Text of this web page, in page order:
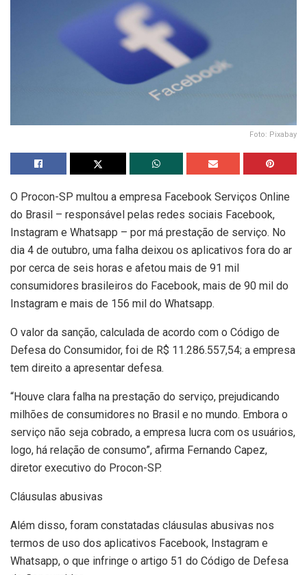
Foto: Pixabay
O Procon-SP multou a empresa Facebook Serviços Online
do Brasil – responsável pelas redes sociais Facebook,
Instagram e Whatsapp – por má prestação de serviço. No
dia 4 de outubro, uma falha deixou os aplicativos fora do ar
por cerca de seis horas e afetou mais de 91 mil
consumidores brasileiros do Facebook, mais de 90 mil do
Instagram e mais de 156 mil do Whatsapp.
O valor da sanção, calculada de acordo com o Código de
Defesa do Consumidor, foi de R$ 11.286.557,54; a empresa
tem direito a apresentar defesa.
“Houve clara falha na prestação do serviço, prejudicando
milhões de consumidores no Brasil e no mundo. Embora o
serviço não seja cobrado, a empresa lucra com os usuários,
logo, há relação de consumo”, afirma Fernando Capez,
diretor executivo do Procon-SP.
Cláusulas abusivas
Além disso, foram constatadas cláusulas abusivas nos
termos de uso dos aplicativos Facebook, Instagram e
Whatsapp, o que infringe o artigo 51 do Código de Defesa